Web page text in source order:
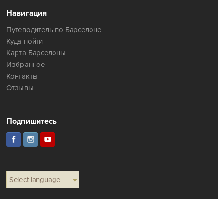
Навигация
Путеводитель по Барселоне
Куда пойти
Карта Барселоны
Избранное
Контакты
Отзывы
Подпишитесь
Select language